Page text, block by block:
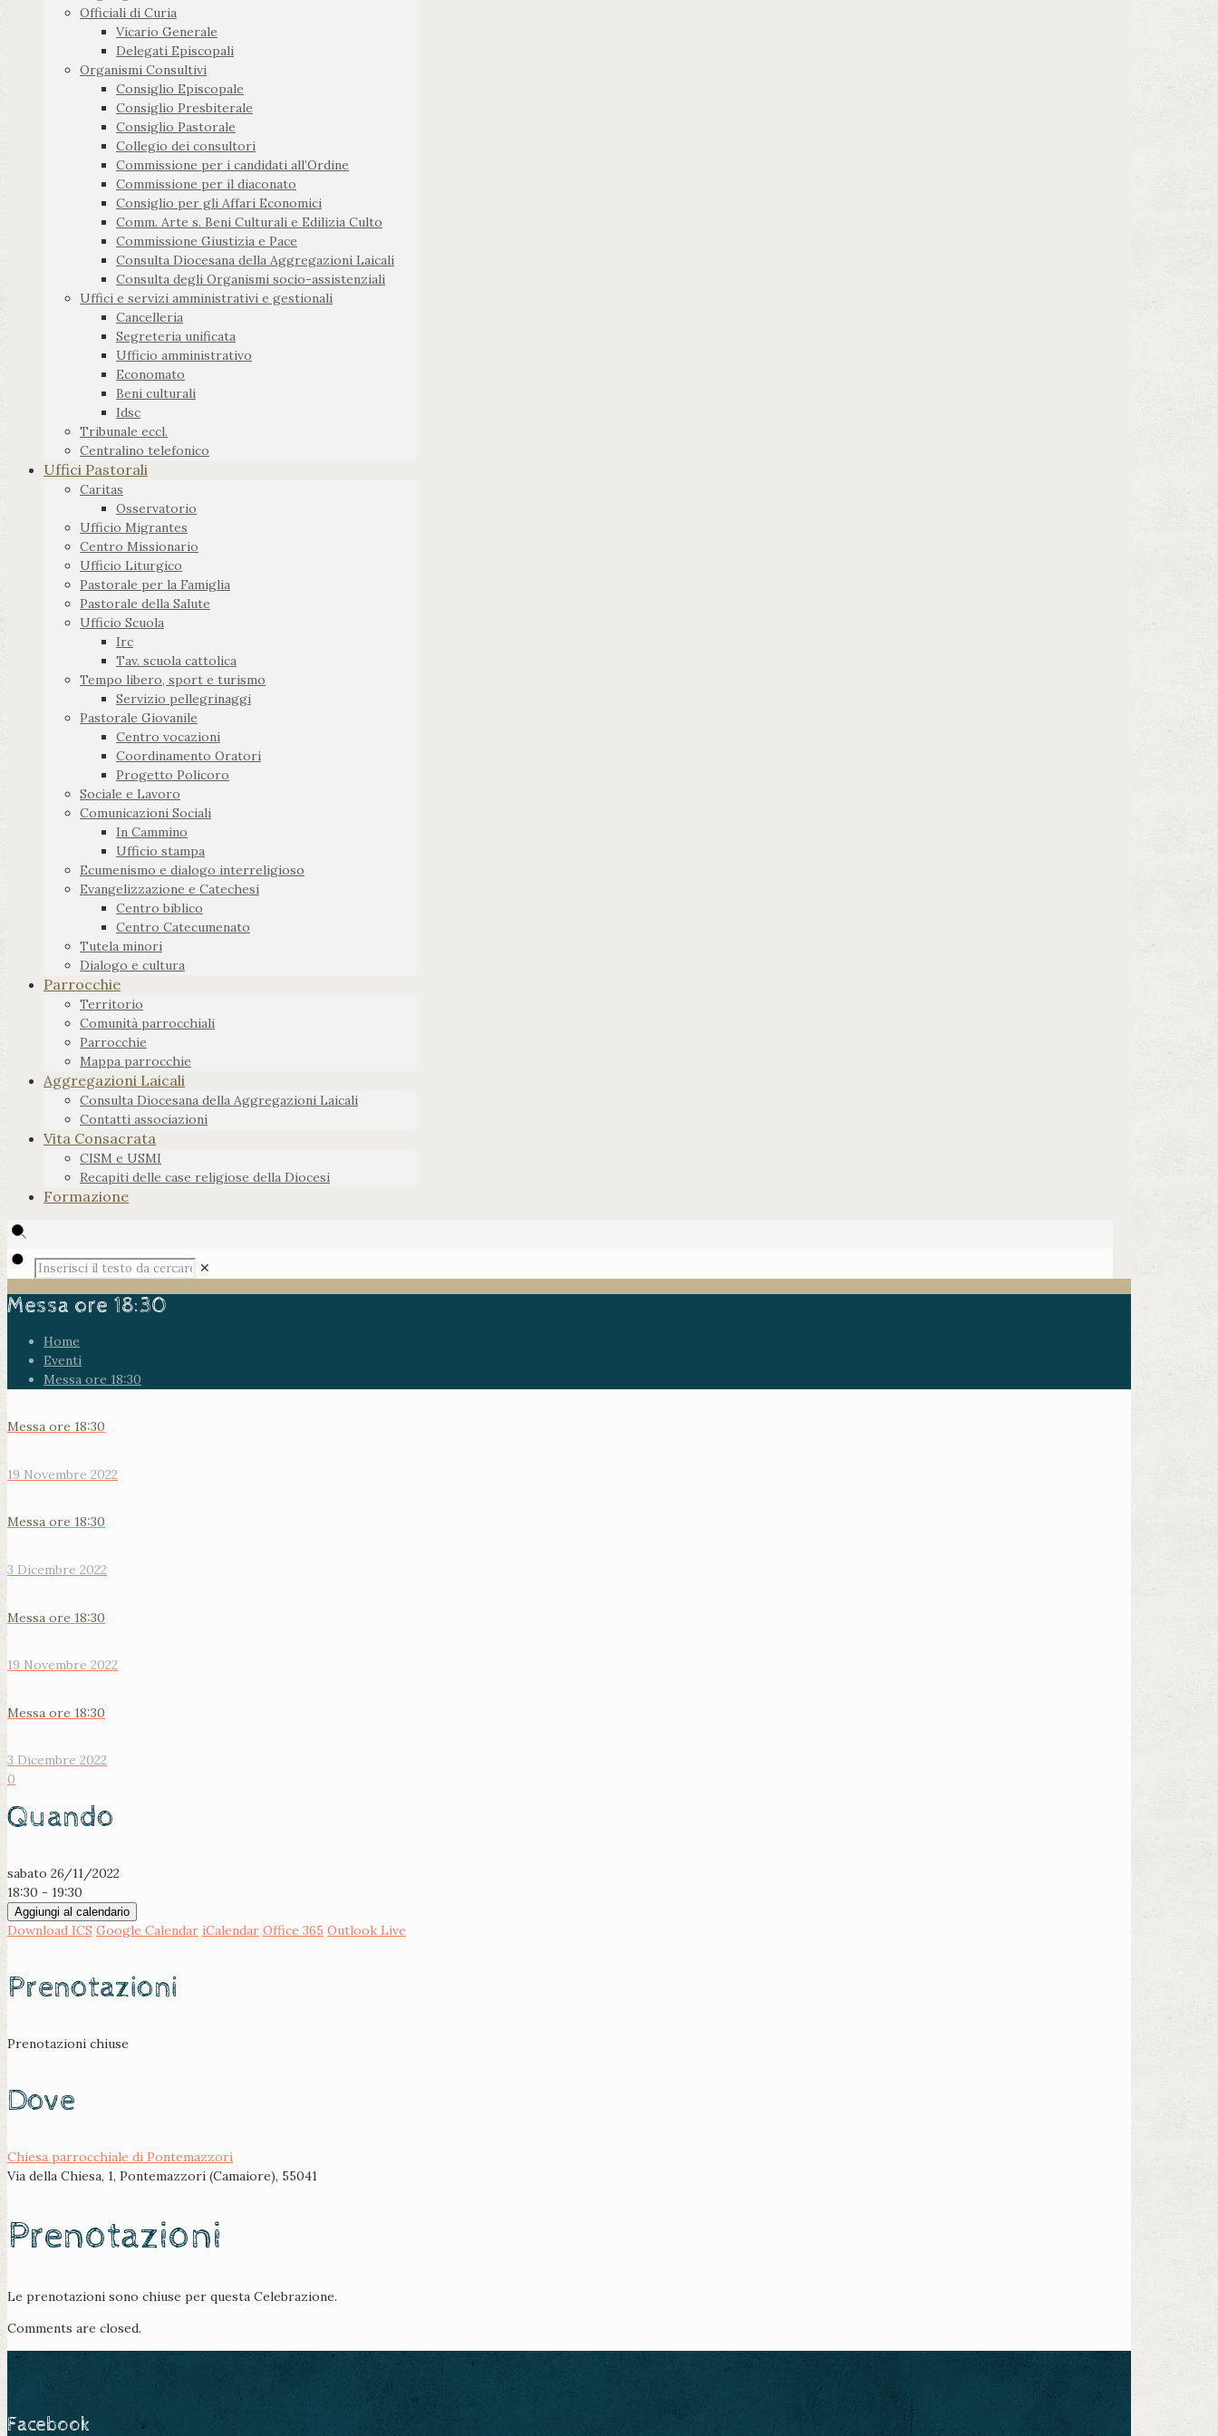
Officiali di Curia
Vicario Generale
Delegati Episcopali
Organismi Consultivi
Consiglio Episcopale
Consiglio Presbiterale
Consiglio Pastorale
Collegio dei consultori
Commissione per i candidati all’Ordine
Commissione per il diaconato
Consiglio per gli Affari Economici
Comm. Arte s. Beni Culturali e Edilizia Culto
Commissione Giustizia e Pace
Consulta Diocesana della Aggregazioni Laicali
Consulta degli Organismi socio-assistenziali
Uffici e servizi amministrativi e gestionali
Cancelleria
Segreteria unificata
Ufficio amministrativo
Economato
Beni culturali
Idsc
Tribunale eccl.
Centralino telefonico
Uffici Pastorali
Caritas
Osservatorio
Ufficio Migrantes
Centro Missionario
Ufficio Liturgico
Pastorale per la Famiglia
Pastorale della Salute
Ufficio Scuola
Irc
Tav. scuola cattolica
Tempo libero, sport e turismo
Servizio pellegrinaggi
Pastorale Giovanile
Centro vocazioni
Coordinamento Oratori
Progetto Policoro
Sociale e Lavoro
Comunicazioni Sociali
In Cammino
Ufficio stampa
Ecumenismo e dialogo interreligioso
Evangelizzazione e Catechesi
Centro biblico
Centro Catecumenato
Tutela minori
Dialogo e cultura
Parrocchie
Territorio
Comunità parrocchiali
Parrocchie
Mappa parrocchie
Aggregazioni Laicali
Consulta Diocesana della Aggregazioni Laicali
Contatti associazioni
Vita Consacrata
CISM e USMI
Recapiti delle case religiose della Diocesi
Formazione
✕
Messa ore 18:30
Home
Eventi
Messa ore 18:30
Messa ore 18:30
19 Novembre 2022
Messa ore 18:30
3 Dicembre 2022
Messa ore 18:30
19 Novembre 2022
Messa ore 18:30
3 Dicembre 2022
0
Quando
sabato 26/11/2022
18:30 - 19:30
Aggiungi al calendario
Download ICS Google Calendar iCalendar Office 365 Outlook Live
Prenotazioni
Prenotazioni chiuse
Dove
Chiesa parrocchiale di Pontemazzori
Via della Chiesa, 1, Pontemazzori (Camaiore), 55041
Prenotazioni
Le prenotazioni sono chiuse per questa Celebrazione.
Comments are closed.
Facebook